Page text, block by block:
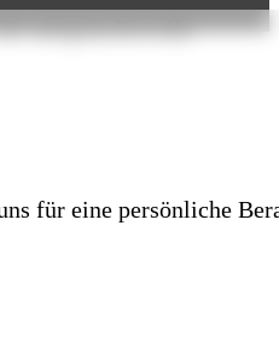
anspruchsvolle
für eine persönliche